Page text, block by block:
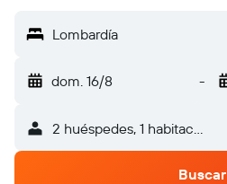
Lombardía
dom. 16/8 -
2 huéspedes, 1 habitación
Buscar